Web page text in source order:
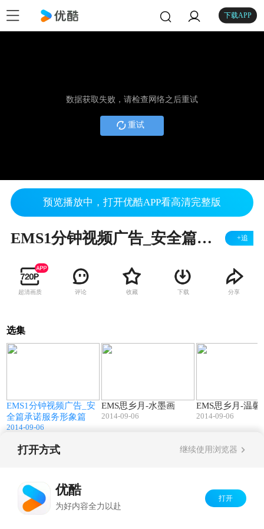
下载APP
数据获取失败，请检查网络之后重试
重试
预览播放中，打开优酷APP看高清完整版
EMS1分钟视频广告_安全篇承诺服务形象篇 +追
超清画质 评论 收藏 下载 分享
选集
EMS1分钟视频广告_安
全篇承诺服务形象篇
2014-09-06
EMS思乡月-水墨画
2014-09-06
EMS思乡月-温馨
2014-09-06
打开方式 继续使用浏览器
优酷
为好内容全力以赴
打开